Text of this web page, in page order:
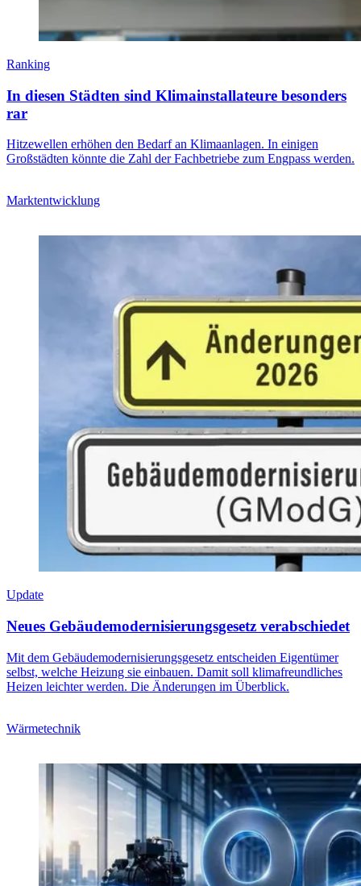
Ranking
In diesen Städten sind Klimainstallateure besonders
rar
Hitzewellen erhöhen den Bedarf an Klimaanlagen. In einigen
Großstädten könnte die Zahl der Fachbetriebe zum Engpass werden.
Marktentwicklung
Update
Neues Gebäudemodernisierungsgesetz verabschiedet
Mit dem Gebäudemodernisierungsgesetz entscheiden Eigentümer
selbst, welche Heizung sie einbauen. Damit soll klimafreundliches
Heizen leichter werden. Die Änderungen im Überblick.
Wärmetechnik